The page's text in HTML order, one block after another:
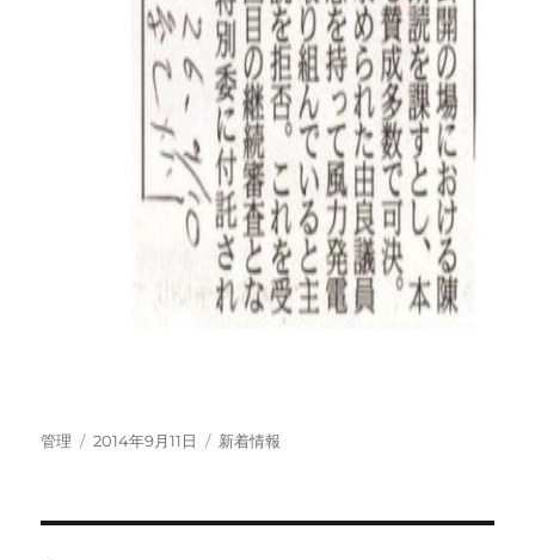
投
管理
投
2014年9月11日
カ
新着情報